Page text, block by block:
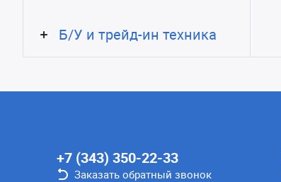
Б/У и трейд-ин техника
+7 (343) 350-22-33
Заказать обратный звонок